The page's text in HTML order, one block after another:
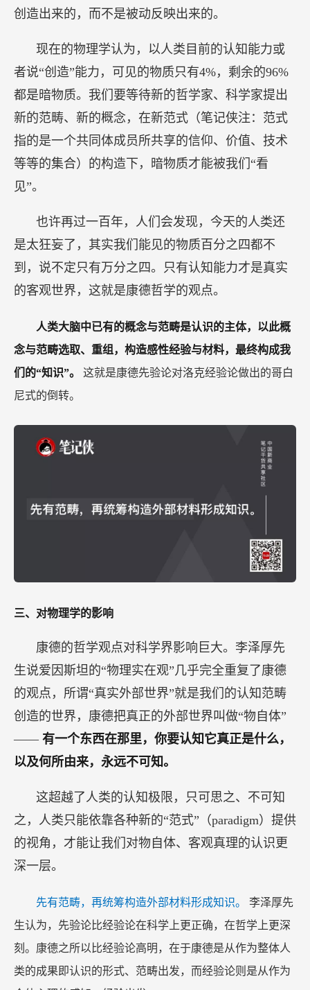
创造出来的，而不是被动反映出来的。
现在的物理学认为，以人类目前的认知能力或
者说“创造”能力，可见的物质只有4%，剩余的96%
都是暗物质。我们要等待新的哲学家、科学家提出
新的范畴、新的概念，在新范式（笔记侠注：范式
指的是一个共同体成员所共享的信仰、价值、技术
等等的集合）的构造下，暗物质才能被我们“看
见”。
也许再过一百年，人们会发现，今天的人类还
是太狂妄了，其实我们能见的物质百分之四都不
到，说不定只有万分之四。只有认知能力才是真实
的客观世界，这就是康德哲学的观点。
人类大脑中已有的概念与范畴是认识的主体，以此概
念与范畴选取、重组，构造感性经验与材料，最终构成我
们的“知识”。 这就是康德先验论对洛克经验论做出的哥白
尼式的倒转。
三、对物理学的影响
康德的哲学观点对科学界影响巨大。李泽厚先
生说爱因斯坦的“物理实在观”几乎完全重复了康德
的观点，所谓“真实外部世界”就是我们的认知范畴
创造的世界，康德把真正的外部世界叫做“物自体”
—— 有一个东西在那里，你要认知它真正是什么，
以及何所由来，永远不可知。
这超越了人类的认知极限，只可思之、不可知
之，人类只能依靠各种新的“范式”（paradigm）提供
的视角，才能让我们对物自体、客观真理的认识更
深一层。
先有范畴，再统筹构造外部材料形成知识。 李泽厚先
生认为，先验论比经验论在科学上更正确，在哲学上更深
刻。康德之所以比经验论高明，在于康德是从作为整体人
类的成果即认识的形式、范畴出发，而经验论则是从作为